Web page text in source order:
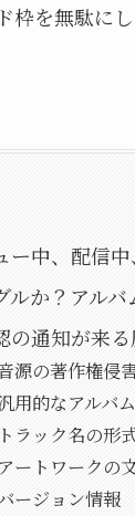
枠を無駄に
ー中、配信
ルか？アルバ
の通知が来
源の著作権侵
用的なアルバ
トラック名の形
アートワークの
ージョン情報